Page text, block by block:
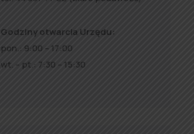
Godziny otwarcia Urzędu:
pon.: 9:00 – 17:00
wt. – pt.: 7:30 – 15:30